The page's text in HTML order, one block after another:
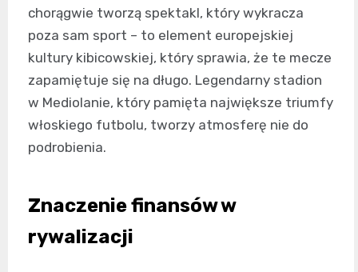
chorągwie tworzą spektakl, który wykracza
poza sam sport – to element europejskiej
kultury kibicowskiej, który sprawia, że te mecze
zapamiętuje się na długo. Legendarny stadion
w Mediolanie, który pamięta największe triumfy
włoskiego futbolu, tworzy atmosferę nie do
podrobienia.
Znaczenie finansów w
rywalizacji